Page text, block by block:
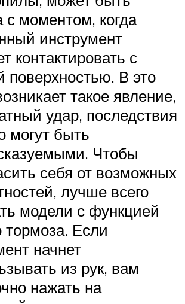
с моментом, когда
инструмент
контактировать с
поверхностью. В это
такое явление,
удар, последствия
могут быть
Чтобы
себя от возможных
лучше всего
модели с функцией
тормоза. Если
начнет
из рук, вам
нажать на